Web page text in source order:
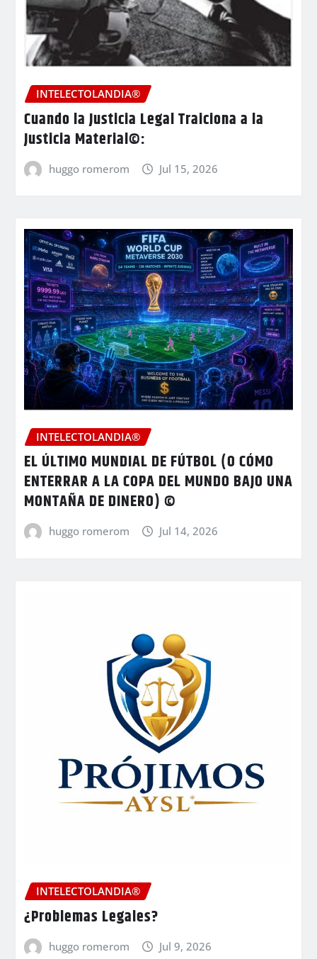
INTELECTOLANDIA®
Cuando la Justicia Legal Traiciona a la
Justicia Material©:
huggo romerom Jul 15, 2026
INTELECTOLANDIA®
EL ÚLTIMO MUNDIAL DE FÚTBOL (O CÓMO
ENTERRAR A LA COPA DEL MUNDO BAJO UNA
MONTAÑA DE DINERO) ©
huggo romerom Jul 14, 2026
INTELECTOLANDIA®
¿Problemas Legales?
huggo romerom Jul 9, 2026